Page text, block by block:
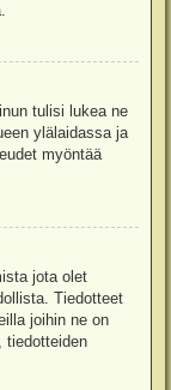
tulisi lukea ne
ylälaidassa ja
myöntää
jota olet
Tiedotteet
joihin ne on
tiedotteiden